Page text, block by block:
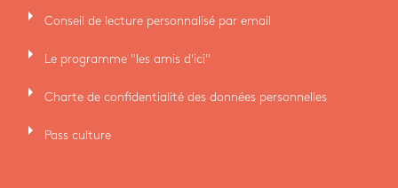
arrow_right Conseil de lecture personnalisé par email
arrow_right Le programme "les amis d'ici"
arrow_right Charte de confidentialité des données personnelles
arrow_right Pass culture